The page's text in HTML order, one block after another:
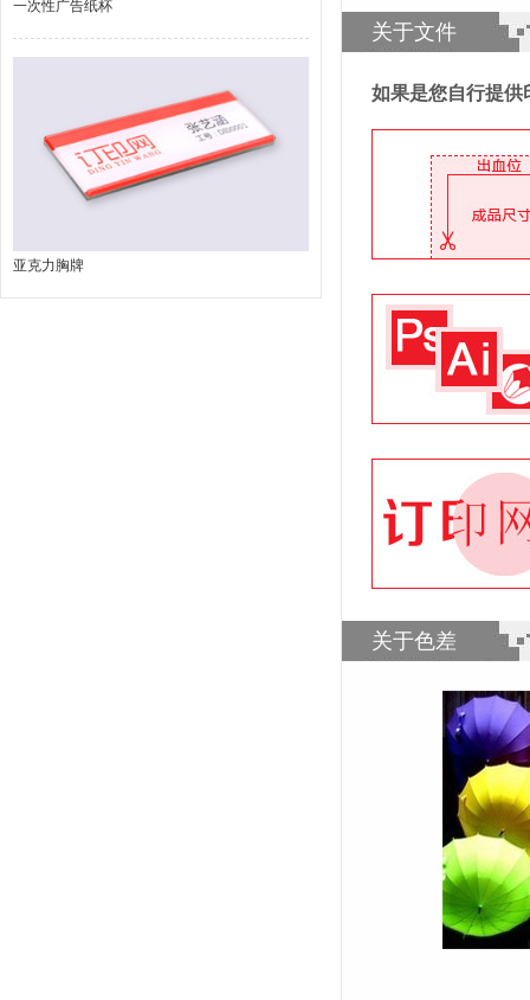
一次性广告纸杯
亚克力胸牌
关于文件
如果是您自行提供
关于色差